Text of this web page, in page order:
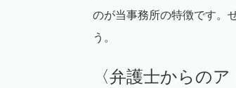
のが当事務所の特徴です。
う。
〈弁護士からのア